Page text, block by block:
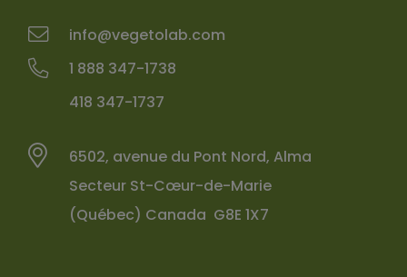
info@vegetolab.com
1 888 347-1738
418 347-1737
6502, avenue du Pont Nord, Alma
Secteur St-Cœur-de-Marie
(Québec) Canada G8E 1X7